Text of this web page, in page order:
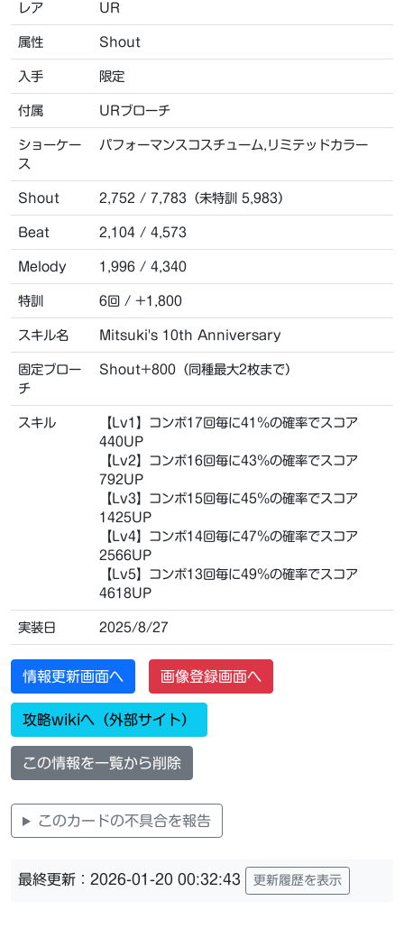
レア UR
属性 Shout
入手 限定
付属 URブローチ
ショーケー
ス
パフォーマンスコスチューム,リミテッドカラー
Shout 2,752 / 7,783（未特訓 5,983）
Beat 2,104 / 4,573
Melody 1,996 / 4,340
特訓 6回 / +1,800
スキル名 Mitsuki's 10th Anniversary
固定ブロー
チ
Shout+800（同種最大2枚まで）
スキル
【Lv1】コンボ17回毎に41％の確率でスコア
440UP
【Lv2】コンボ16回毎に43％の確率でスコア
792UP
【Lv3】コンボ15回毎に45％の確率でスコア
1425UP
【Lv4】コンボ14回毎に47％の確率でスコア
2566UP
【Lv5】コンボ13回毎に49％の確率でスコア
4618UP
実装日 2025/8/27
情報更新画面へ 画像登録画面へ
攻略wikiへ（外部サイト）
この情報を一覧から削除
このカードの不具合を報告
最終更新：2026-01-20 00:32:43 更新履歴を表示